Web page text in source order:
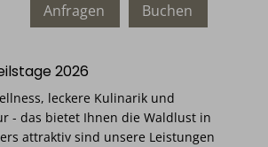
Buchen
Anfragen
2026
leckere Kulinarik und
- das bietet Ihnen die Waldlust in
attraktiv sind unsere Leistungen